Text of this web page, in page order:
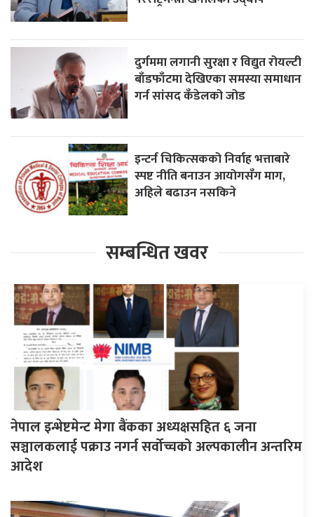
दुर्गममा लगानी सुरक्षा र विद्युत रोयल्टी
बाँडफाँटमा देखिएका समस्या समाधान
गर्न सांसद कँडेलको जोड
इन्टर्न चिकित्सकको निर्वाह भत्ताबारे
स्पष्ट नीति बनाउन आयोगसँग माग,
अहिले बढाउन नसकिने
सम्बन्धित खवर
नेपाल इन्भेष्टमेन्ट मेगा बैंकका अध्यक्षसहित ६ जना
सञ्चालकलाई पक्राउ नगर्न सर्वोच्चको अल्पकालीन अन्तरिम
आदेश